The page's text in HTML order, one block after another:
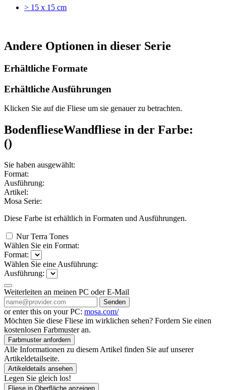
> 15 x 15 cm
Andere Optionen in dieser Serie
Erhältliche Formate
Erhältliche Ausführungen
Klicken Sie auf die Fliese um sie genauer zu betrachten.
BodenflieseWandfliese in der Farbe:
()
Sie haben ausgewählt:
Format:
Ausführung:
Artikel:
Mosa Serie:
Diese Farbe ist erhältlich in Formaten und Ausführungen.
Nur Terra Tones
Wählen Sie ein Format:
Format:
Wählen Sie eine Ausführung:
Ausführung:
Weiterleiten an meinen PC oder E-Mail
Senden
or enter this on your PC: mosa.com/
Möchten Sie diese Fliese im wirklichen sehen? Fordern Sie einen
kostenlosen Farbmuster an.
Farbmuster anfordern
Alle Informationen zu diesem Artikel finden Sie auf unserer
Artikeldetailseite.
Artikeldetails ansehen
Legen Sie gleich los!
Fliese in Oberfläche anzeigen